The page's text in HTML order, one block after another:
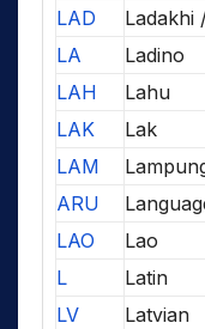
LAD
Ladakhi
LA
Ladino
LAH
Lahu
LAK
Lak
LAM
ARU
LAO
Lao
L
Latin
LV
Latvian